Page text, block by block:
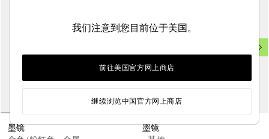
墨镜
墨镜
我们注意到您目前位于美国。
前往美国官方网上商店
继续浏览中国官方网上商店